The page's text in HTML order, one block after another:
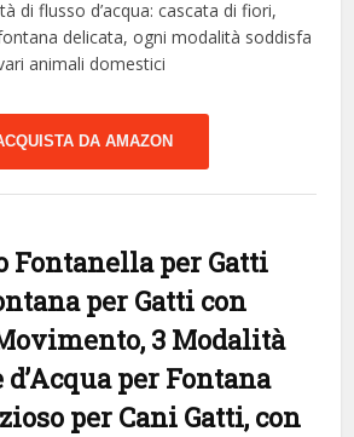
di flusso d’acqua: cascata di fiori,
delicata, ogni modalità soddisfa
animali domestici
DA AMAZON
Fontanella per Gatti
per Gatti con
3 Modalità
per Fontana
per Cani Gatti, con